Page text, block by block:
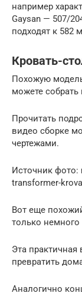
например
Gaysan — 507/
подходят к 582
Кровать-
Похожую
можете
Прочитать
видео сборке
чертежами.
Источник фото:
transformer-
Вот еще
только
Эта
превратить
Аналогично